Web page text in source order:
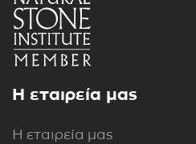
Η εταιρεία μας
Η εταιρεία μας